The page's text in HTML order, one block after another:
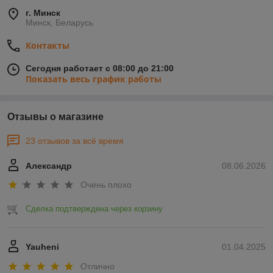
г. Минск
Минск, Беларусь
Контакты
Сегодня работает с 08:00 до 21:00
Показать весь график работы
Отзывы о магазине
23 отзывов за всё время
08.06.2026
Александр
Очень плохо
Сделка подтверждена через корзину
01.04.2025
Yauheni
Отлично